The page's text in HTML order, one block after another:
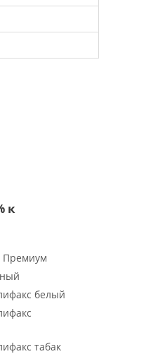
к
Премиум
белый
табак